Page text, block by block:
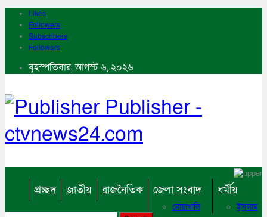
Likes
Followers
Subscribers
Followers
বৃহস্পতিবার, আগস্ট ৬, ২০২৬
Publisher -
ctvnews24.com
প্রচ্ছদ জাতীয় রাজনৈতিক জেলা সংবাদ
নোয়াখালি
ধর্মীয়
ইসলাম